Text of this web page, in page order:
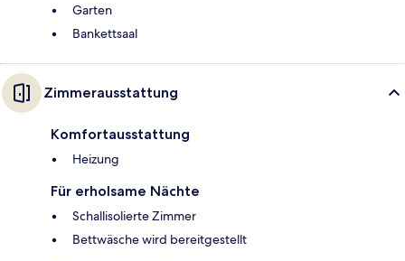
Garten
Bankettsaal
Zimmerausstattung
Komfortausstattung
Heizung
Für erholsame Nächte
Schallisolierte Zimmer
Bettwäsche wird bereitgestellt